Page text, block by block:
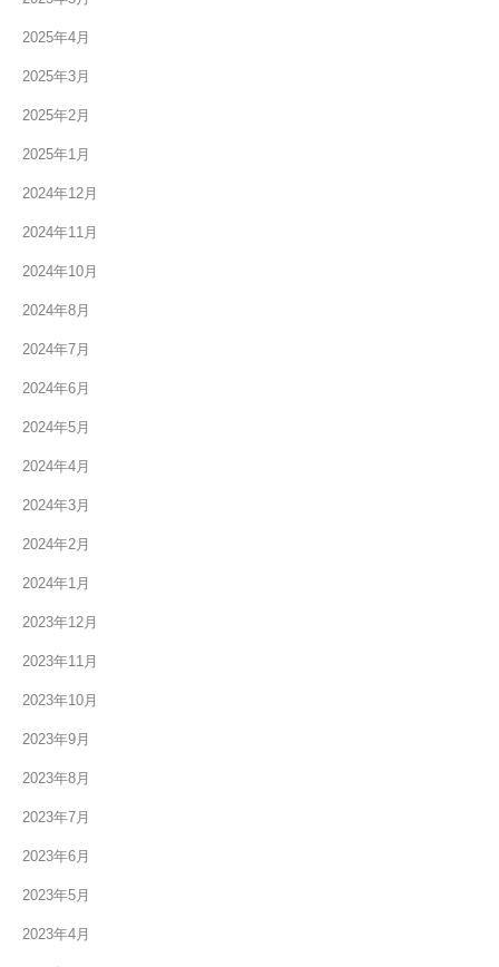
2025年4月
2025年3月
2025年2月
2025年1月
2024年12月
2024年11月
2024年10月
2024年8月
2024年7月
2024年6月
2024年5月
2024年4月
2024年3月
2024年2月
2024年1月
2023年12月
2023年11月
2023年10月
2023年9月
2023年8月
2023年7月
2023年6月
2023年5月
2023年4月